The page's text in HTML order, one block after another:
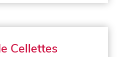
Cellettes